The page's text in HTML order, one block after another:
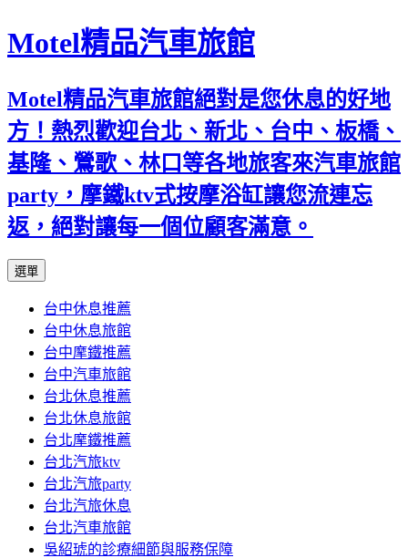
Motel精品汽車旅館
Motel精品汽車旅館絕對是您休息的好地
方！熱烈歡迎台北、新北、台中、板橋、
基隆、鶯歌、林口等各地旅客來汽車旅館
party，摩鐵ktv式按摩浴缸讓您流連忘
返，絕對讓每一個位顧客滿意。
選單
內
容
台中休息推薦
台中休息旅館
台中摩鐵推薦
台中汽車旅館
台北休息推薦
台北休息旅館
台北摩鐵推薦
台北汽旅ktv
台北汽旅party
台北汽旅休息
台北汽車旅館
吳紹琥的診療細節與服務保障